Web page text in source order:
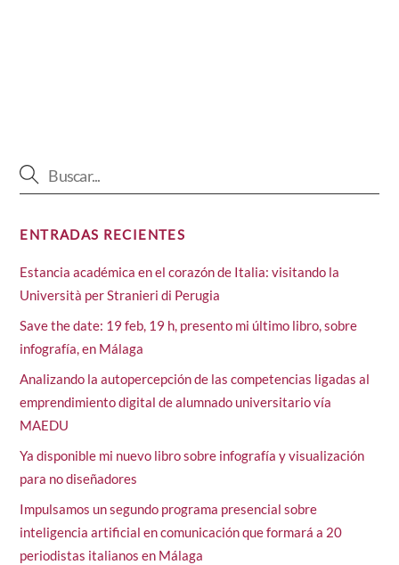
ENTRADAS RECIENTES
Estancia académica en el corazón de Italia: visitando la
Università per Stranieri di Perugia
Save the date: 19 feb, 19 h, presento mi último libro, sobre
infografía, en Málaga
Analizando la autopercepción de las competencias ligadas al
emprendimiento digital de alumnado universitario vía
MAEDU
Ya disponible mi nuevo libro sobre infografía y visualización
para no diseñadores
Impulsamos un segundo programa presencial sobre
inteligencia artificial en comunicación que formará a 20
periodistas italianos en Málaga